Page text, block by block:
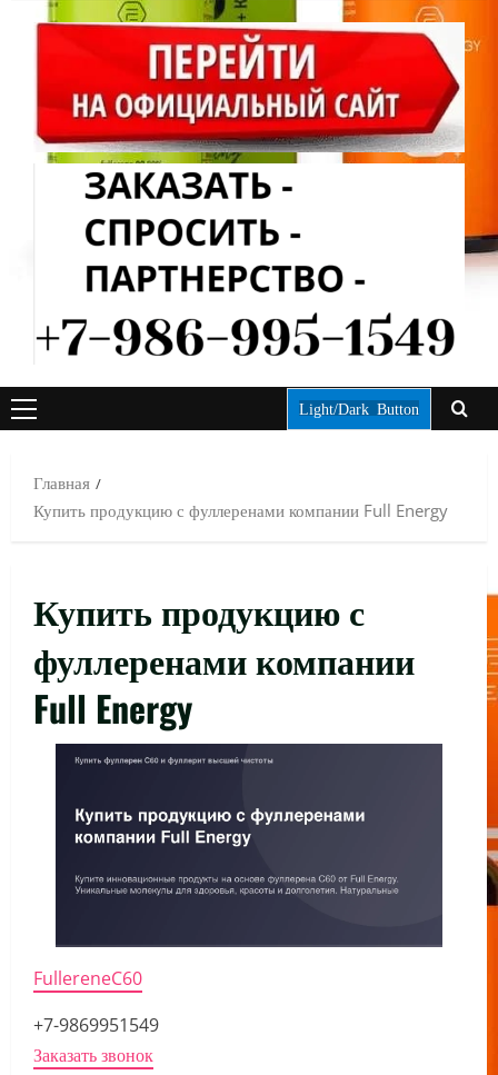
ОСНОВНОЕ
Light/Dark Button
Главная
Купить продукцию с фуллеренами компании Full Energy
Купить продукцию с
фуллеренами компании
Full Energy
FullereneC60
+7-9869951549
Заказать звонок